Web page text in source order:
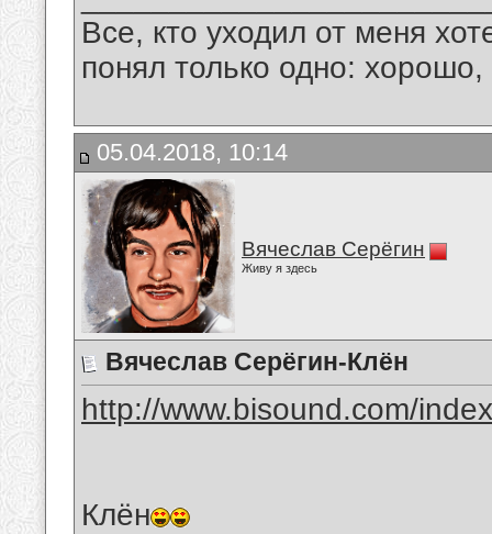
Все, кто уходил от меня
понял только одно:
05.04.2018, 10:14
Вячеслав Серёгин
Живу я здесь
Вячеслав Серёгин-Клён
http://www.bisound.com/
Клён